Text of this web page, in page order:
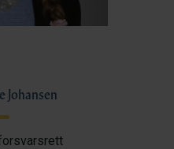
Johansen